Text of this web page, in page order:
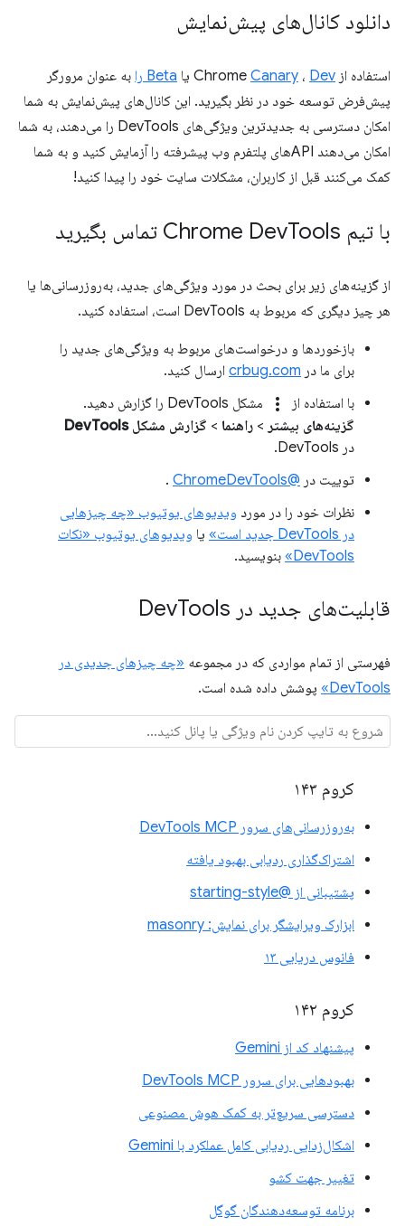
دانلود کانال‌های پیش‌نمایش
استفاده از Chrome Canary ، Dev یا Beta را
به عنوان مرورگر
پیش‌فرض توسعه خود در نظر بگیرید. این کانال‌های پیش‌نمایش به شما
امکان دسترسی به جدیدترین ویژگی‌های DevTools را می‌دهند، به شما
امکان می‌دهند APIهای پلتفرم وب پیشرفته را آزمایش کنید و به شما
کمک می‌کنند قبل از کاربران، مشکلات سایت خود را پیدا کنید!
با تیم Chrome Dev Tools تماس بگیرید
از گزینه‌های زیر برای بحث در مورد ویژگی‌های جدید، به‌روزرسانی‌ها یا
هر چیز دیگری که مربوط به DevTools است، استفاده کنید.
بازخوردها و درخواست‌های مربوط به ویژگی‌های جدید را
برای ما در crbug.com ارسال کنید.
با استفاده از
more_vert
مشکل DevTools را گزارش دهید.
گزینه‌های بیشتر > راهنما > گزارش مشکل DevTools
در DevTools.
توییت در @ChromeDevTools
.
نظرات خود را در مورد ویدیوهای یوتیوب «چه چیزهایی
در DevTools جدید است»
یا ویدیوهای یوتیوب «نکات
DevTools»
بنویسید.
قابلیت‌های جدید در Dev Tools
فهرستی از تمام مواردی که در مجموعه «چه چیزهای جدیدی در
DevTools»
پوشش داده شده است.
کروم ۱۴۳
به‌روزرسانی‌های سرور DevTools MCP
اشتراک‌گذاری ردیابی بهبود یافته
پشتیبانی از @starting-style
ابزارک ویرایشگر برای نمایش: masonry
فانوس دریایی ۱۳
کروم ۱۴۲
پیشنهاد کد از Gemini
بهبودهایی برای سرور DevTools MCP
دسترسی سریع‌تر به کمک هوش مصنوعی
اشکال‌زدایی ردیابی کامل عملکرد با Gemini
تغییر جهت کشو
برنامه توسعه‌دهندگان گوگل